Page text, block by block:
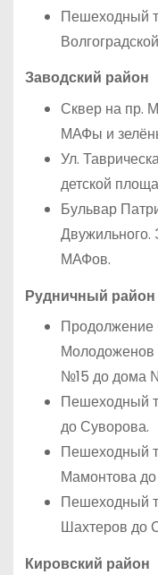
Пешеходный
Заводский район
Сквер на пр.
МАФы и
Ул.
детской
Бульвар
Двужильного.
МАФов.
Рудничный район
Продолжение
Молодоженов
№15 до дома
Пешеходный
до Суворова.
Пешеходный
Мамонтова
Пешеходный
Шахтеров до
Кировский район